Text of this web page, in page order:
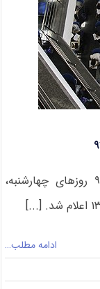
زمان برگزاری آزمون کارشناسی ارشد سال ۹۴ روزهای چهارشنبه،
ادامه مطلب…